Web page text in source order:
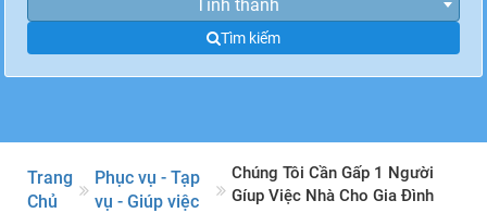
Tỉnh thành
Tìm kiếm
Trang
Chủ
Phục vụ - Tạp
vụ - Giúp việc
Chúng Tôi Cần Gấp 1 Người
Gíup Việc Nhà Cho Gia Đình